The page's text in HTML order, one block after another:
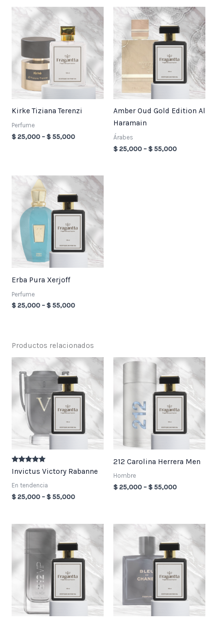
Kirke Tiziana Terenzi
Perfume
$25,000 –$55,000
Price
$ 25,000
through
$ 55,000
Amber Oud Gold Edition Al
Haramain
Árabes
$25,000 –$55,000
Price
range:
$ 25,000
through
$ 55,000
Erba Pura Xerjoff
Perfume
$25,000 –$55,000
Price
$ 25,000
through
$ 55,000
Productos relacionados
Valorado en
5.00
Invictus Victory Rabanne
En tendencia
$25,000 –$55,000
Price
$ 25,000
through
$ 55,000
212 Carolina Herrera Men
Hombre
$25,000 –$55,000
Price
$ 25,000
through
$ 55,000
Price
$ 25,000
through
$ 55,000
Price
$ 25,000
through
$ 55,000